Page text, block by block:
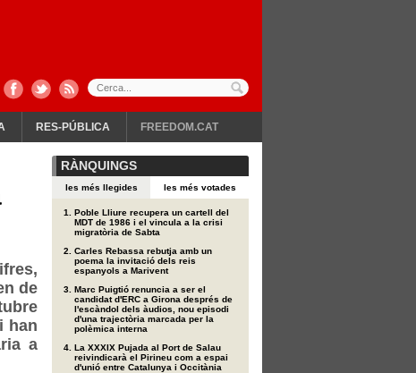
RES-PÚBLICA FREEDOM.CAT
de
han
a
RÀNQUINGS
les més llegides les més votades
Poble Lliure recupera un cartell del
MDT de 1986 i el vincula a la crisi
migratòria de Sabta
Carles Rebassa rebutja amb un
poema la invitació dels reis
espanyols a Marivent
Marc Puigtió renuncia a ser el
candidat d'ERC a Girona després de
l'escàndol dels àudios, nou episodi
d'una trajectòria marcada per la
polèmica interna
La XXXIX Pujada al Port de Salau
reivindicarà el Pirineu com a espai
d'unió entre Catalunya i Occitània